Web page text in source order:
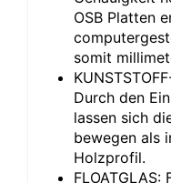
OSB Platten
somit
Durch den
lassen sich
bewegen als
Holzprofil.
FLOATGLAS: